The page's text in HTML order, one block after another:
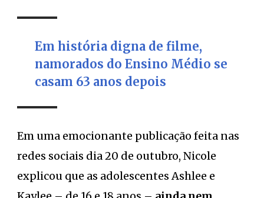
Em história digna de filme,
namorados do Ensino Médio se
casam 63 anos depois
Em uma emocionante publicação feita nas
redes sociais dia 20 de outubro, Nicole
explicou que as adolescentes Ashlee e